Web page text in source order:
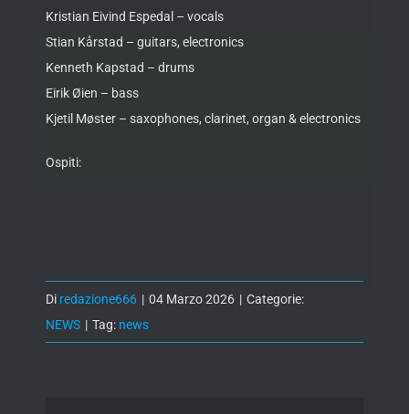
Kristian Eivind Espedal – vocals
Stian Kårstad – guitars, electronics
Kenneth Kapstad – drums
Eirik Øien – bass
Kjetil Møster – saxophones, clarinet, organ & electronics
Ospiti:
Di redazione666 | 04 Marzo 2026 | Categorie:
NEWS | Tag: news